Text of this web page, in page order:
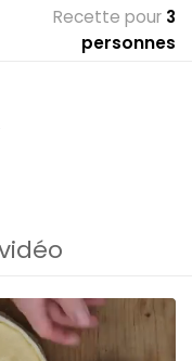
Recette pour 3
personnes